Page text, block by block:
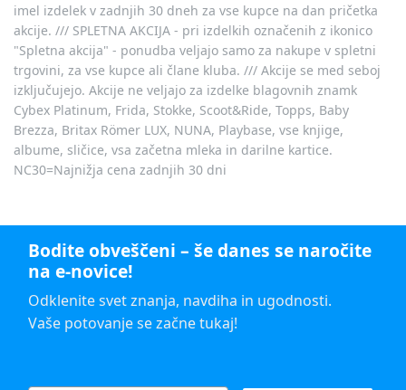
imel izdelek v zadnjih 30 dneh za vse kupce na dan pričetka
akcije. /// SPLETNA AKCIJA - pri izdelkih označenih z ikonico
"Spletna akcija" - ponudba veljajo samo za nakupe v spletni
trgovini, za vse kupce ali člane kluba. /// Akcije se med seboj
izključujejo. Akcije ne veljajo za izdelke blagovnih znamk
Cybex Platinum, Frida, Stokke, Scoot&Ride, Topps, Baby
Brezza, Britax Römer LUX, NUNA, Playbase, vse knjige,
albume, sličice, vsa začetna mleka in darilne kartice.
NC30=Najnižja cena zadnjih 30 dni
Bodite obveščeni – še danes se naročite
na e-novice!
Odklenite svet znanja, navdiha in ugodnosti.
Vaše potovanje se začne tukaj!